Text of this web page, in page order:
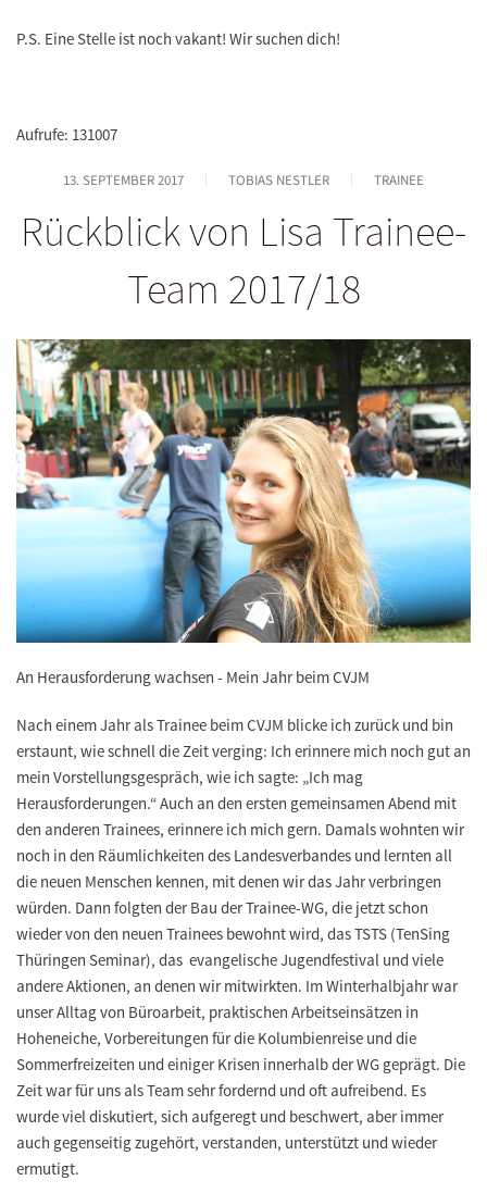
P.S. Eine Stelle ist noch vakant! Wir suchen dich!
Aufrufe: 131007
13. SEPTEMBER 2017 TOBIAS NESTLER TRAINEE
Rückblick von Lisa Trainee-
Team 2017/18
An Herausforderung wachsen - Mein Jahr beim CVJM
Nach einem Jahr als Trainee beim CVJM blicke ich zurück und bin
erstaunt, wie schnell die Zeit verging: Ich erinnere mich noch gut an
mein Vorstellungsgespräch, wie ich sagte: „Ich mag
Herausforderungen.“ Auch an den ersten gemeinsamen Abend mit
den anderen Trainees, erinnere ich mich gern. Damals wohnten wir
noch in den Räumlichkeiten des Landesverbandes und lernten all
die neuen Menschen kennen, mit denen wir das Jahr verbringen
würden. Dann folgten derBau der Trainee-WG, die jetzt schon
wieder von den neuen Trainees bewohnt wird, das TSTS (TenSing
Thüringen Seminar), das evangelische Jugendfestival und viele
andere Aktionen, an denen wir mitwirkten. Im Winterhalbjahr war
unser Alltag von Büroarbeit, praktischen Arbeitseinsätzen in
Hoheneiche, Vorbereitungen für die Kolumbienreise und die
Sommerfreizeiten und einiger Krisen innerhalb der WG geprägt. Die
Zeit war für uns als Team sehr fordernd und oft aufreibend. Es
wurde viel diskutiert, sich aufgeregt und beschwert, aber immer
auch gegenseitig zugehört, verstanden, unterstützt und wieder
ermutigt.